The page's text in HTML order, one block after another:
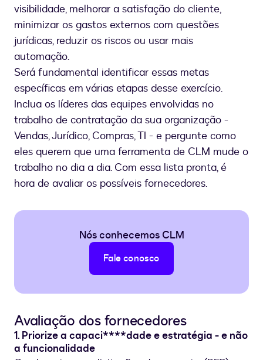
visibilidade, melhorar a satisfação do cliente,
minimizar os gastos externos com questões
jurídicas, reduzir os riscos ou usar mais
automação.
Será fundamental identificar essas metas
específicas em várias etapas desse exercício.
Inclua os líderes das equipes envolvidas no
trabalho de contratação da sua organização -
Vendas, Jurídico, Compras, TI - e pergunte como
eles querem que uma ferramenta de CLM mude o
trabalho no dia a dia. Com essa lista pronta, é
hora de avaliar os possíveis fornecedores.
Nós conhecemos CLM
Fale conosco
Avaliação dos fornecedores
1. Priorize a capaci****dade e estratégia - e não
a funcionalidade